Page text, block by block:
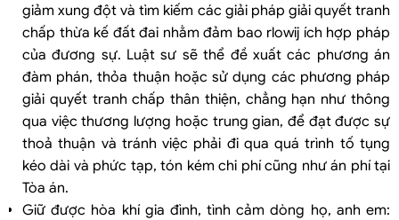
giảm xung đột và tìm kiếm các giải pháp giải quyết tranh
chấp thừa kế đất đai nhằm đảm bao rlowij ích hợp pháp
của đương sự. Luật sư sẽ thể đề xuất các phương án
đàm phán, thỏa thuận hoặc sử dụng các phương pháp
giải quyết tranh chấp thân thiện, chẳng hạn như thông
qua việc thương lượng hoặc trung gian, để đạt được sự
thoả thuận và tránh việc phải đi qua quá trình tố tụng
kéo dài và phức tạp, tón kém chi phí cũng như án phí tại
Tòa án.
Giữ được hòa khí gia đình, tình cảm dòng họ, anh em: